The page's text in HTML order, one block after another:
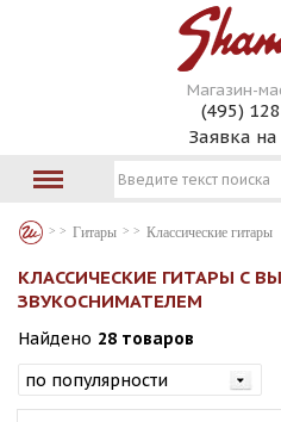
Магазин-
(495)
Заявка
Гитары Классические гитары
КЛАССИЧЕСКИЕ ГИТАРЫ С
ЗВУКОСНИМАТЕЛЕМ
Найдено 28 товаров